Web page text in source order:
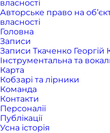
власності
Авторське право на
власності
Головна
Записи
Записи Ткаченко Георгій
Інструментальна та
Карта
Кобзарі та лірники
Команда
Контакти
Персоналії
Публікації
Усна історія